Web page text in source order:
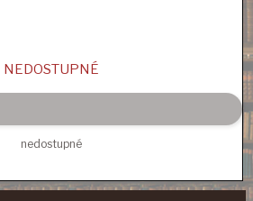
NEDOSTUPNÉ
nedostupné